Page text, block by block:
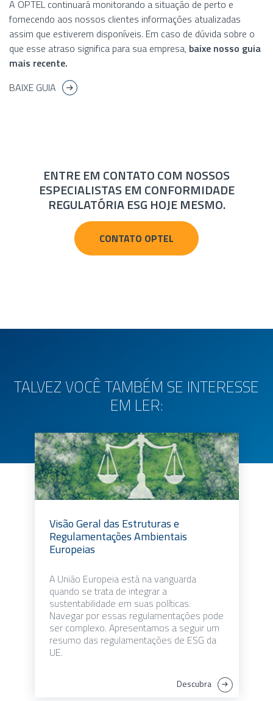
A OPTEL continuará monitorando a situação de perto e
fornecendo aos nossos clientes informações atualizadas
assim que estiverem disponíveis. Em caso de dúvida sobre o
que esse atraso significa para sua empresa, baixe nosso guia
mais recente.
BAIXE GUIA
ENTRE EM CONTATO COM NOSSOS
ESPECIALISTAS EM CONFORMIDADE
REGULATÓRIA ESG HOJE MESMO.
CONTATO OPTEL
TALVEZ VOCÊ TAMBÉM SE INTERESSE
EM LER:
Visão Geral das Estruturas e
Regulamentações Ambientais
Europeias
A União Europeia está na vanguarda
quando se trata de integrar a
sustentabilidade em suas políticas.
Navegar por essas regulamentações pode
ser complexo. Apresentamos a seguir um
resumo das regulamentações de ESG da
UE.
Descubra